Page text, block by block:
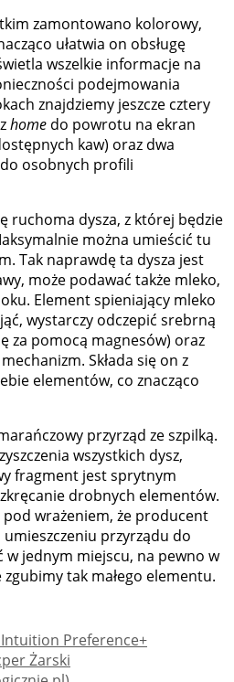
zamontowano kolorowy,
ułatwia on obsługę
wszelkie informacje na
podejmowania
znajdziemy jeszcze cztery
home do powrotu na ekran
kaw) oraz dwa
osobnych profili
ruchoma dysza, z której będzie
można umieścić tu
Tak naprawdę ta dysza jest
może podawać także mleko,
Element spieniający mleko
wystarczy odczepić srebrną
za pomocą magnesów) oraz
Składa się on z
elementów, co znacząco
przyrząd ze szpilką.
wszystkich dysz,
fragment jest sprytnym
drobnych elementów.
pod wrażeniem, że producent
przyrządu do
w jednym miejscu, na pewno w
tak małego elementu.